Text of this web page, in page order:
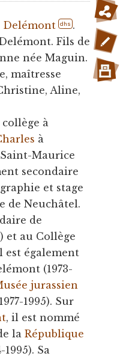
Delémont dhs .
Fils de
née Maguin.
maîtresse
Aline,
à
à
Maurice
secondaire
et stage
de Neuchâtel.
de
et au Collège
est également
(1973-
jurassien
1995). Sur
, il est nommé
la République
1995). Sa